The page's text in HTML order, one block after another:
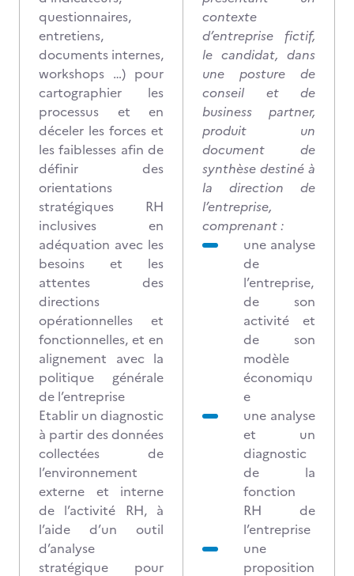
questionnaires,
entretiens,
documents internes,
workshops …) pour
cartographier les
processus et en
déceler les forces et
les faiblesses afin de
définir des
orientations
stratégiques RH
inclusives en
adéquation avec les
besoins et les
attentes des
directions
opérationnelles et
fonctionnelles, et en
alignement avec la
politique générale
de l’entreprise
Etablir un diagnostic
à partir des données
collectées de
l’environnement
externe et interne
de l’activité RH, à
l’aide d’un outil
d’analyse
stratégique pour
contexte
d’entreprise fictif,
le candidat, dans
une posture de
conseil et de
business partner,
produit un
document de
synthèse destiné à
la direction de
l’entreprise,
comprenant :
une analyse
de
l’entreprise,
de son
activité et
de son
modèle
économiqu
e
une analyse
et un
diagnostic
de la
fonction
RH de
l’entreprise
une
proposition